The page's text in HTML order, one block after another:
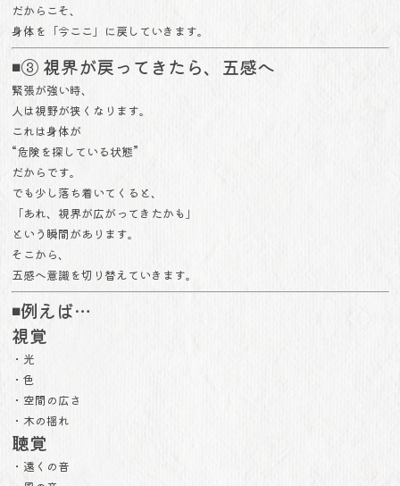
だからこそ、
身体を「今ここ」に戻していきます。
◾️③ 視界が戻ってきたら、五感へ
緊張が強い時、
人は視野が狭くなります。
これは身体が
“危険を探している状態”
だからです。
でも少し落ち着いてくると、
「あれ、視界が広がってきたかも」
という瞬間があります。
そこから、
五感へ意識を切り替えていきます。
◾️例えば…
視覚
・光
・色
・空間の広さ
・木の揺れ
聴覚
・遠くの音